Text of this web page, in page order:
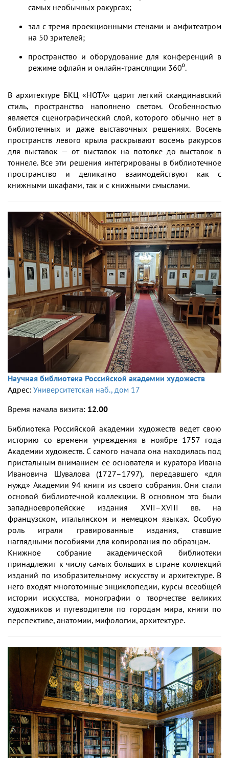
самых необычных ракурсах;
зал с тремя проекционными стенами и амфитеатром
на 50 зрителей;
пространство и оборудование для конференций в
режиме офлайн и онлайн-трансляции 360⁰.
В архитектуре БКЦ «НОТА» царит легкий скандинавский
стиль, пространство наполнено светом. Особенностью
является сценографический слой, которого обычно нет в
библиотечных и даже выставочных решениях. Восемь
пространств левого крыла раскрывают восемь ракурсов
для выставок — от выставок на потолке до выставок в
тоннеле. Все эти решения интегрированы в библиотечное
пространство и деликатно взаимодействуют как с
книжными шкафами, так и с книжными смыслами.
Научная библиотека Российской академии художеств
Адрес: Университетская наб., дом 17
Время начала визита: 12.00
Библиотека Российской академии художеств ведет свою
историю со времени учреждения в ноябре 1757 года
Академии художеств. С самого начала она находилась под
пристальным вниманием ее основателя и куратора Ивана
Ивановича Шувалова (1727–1797), передавшего «для
нужд» Академии 94 книги из своего собрания. Они стали
основой библиотечной коллекции. В основном это были
западноевропейские издания ХVII–ХVIII вв. на
французском, итальянском и немецком языках. Особую
роль играли гравированные издания, ставшие
наглядными пособиями для копирования по образцам.
Книжное собрание академической библиотеки
принадлежит к числу самых больших в стране коллекций
изданий по изобразительному искусству и архитектуре. В
него входят многотомные энциклопедии, курсы всеобщей
истории искусства, монографии о творчестве великих
художников и путеводители по городам мира, книги по
перспективе, анатомии, мифологии, архитектуре.